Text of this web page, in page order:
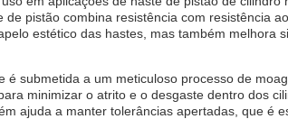
pistão combina resistência com resistência
estético das hastes, mas também melhora
submetida a um meticuloso processo de
minimizar o atrito e o desgaste dentro dos
ajuda a manter tolerâncias apertadas, que é